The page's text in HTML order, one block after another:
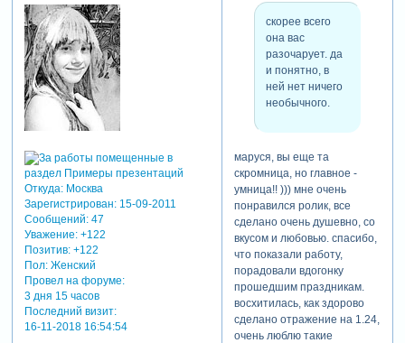
Откуда:Москва
Зарегистрирован: 15-09-2011
Сообщений:47
Уважение: +122
Позитив: +122
Пол:Женский
Провел на форуме:
3 дня 15 часов
Последний визит:
16-11-2018 16:54:54
скорее всего
она вас
разочарует. да
и понятно, в
ней нет ничего
необычного.
маруся, вы еще та
скромница, но главное -
умница!! ))) мне очень
понравился ролик, все
сделано очень душевно, со
вкусом и любовью. спасибо,
что показали работу,
порадовали вдогонку
прошедшим праздникам.
восхитилась, как здорово
сделано отражение на 1.24,
очень люблю такие